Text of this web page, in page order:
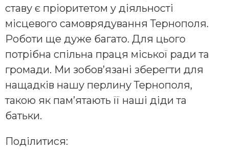
ставу є пріоритетом у діяльності
місцевого самоврядування Тернополя.
Роботи ще дуже багато. Для цього
потрібна спільна праця міської ради та
громади. Ми зобов’язані зберегти для
нащадків нашу перлину Тернополя,
такою як пам’ятають її наші діди та
батьки.
Поділитися: